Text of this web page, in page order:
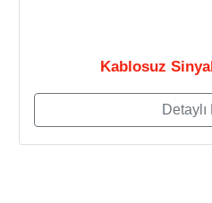
Kablosuz
Detaylı